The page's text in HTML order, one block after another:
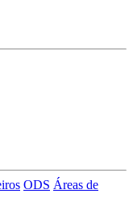
ODS Áreas de